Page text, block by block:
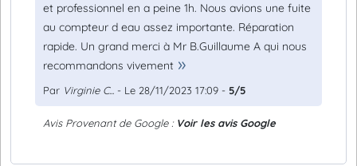
et professionnel en a peine 1h. Nous avions une fuite
au compteur d eau assez importante. Réparation
rapide. Un grand merci à Mr B.Guillaume A qui nous
recommandons vivement
Par Virginie C... - Le 28/11/2023 17:09 - 5/5
Avis Provenant de Google : Voir les avis Google